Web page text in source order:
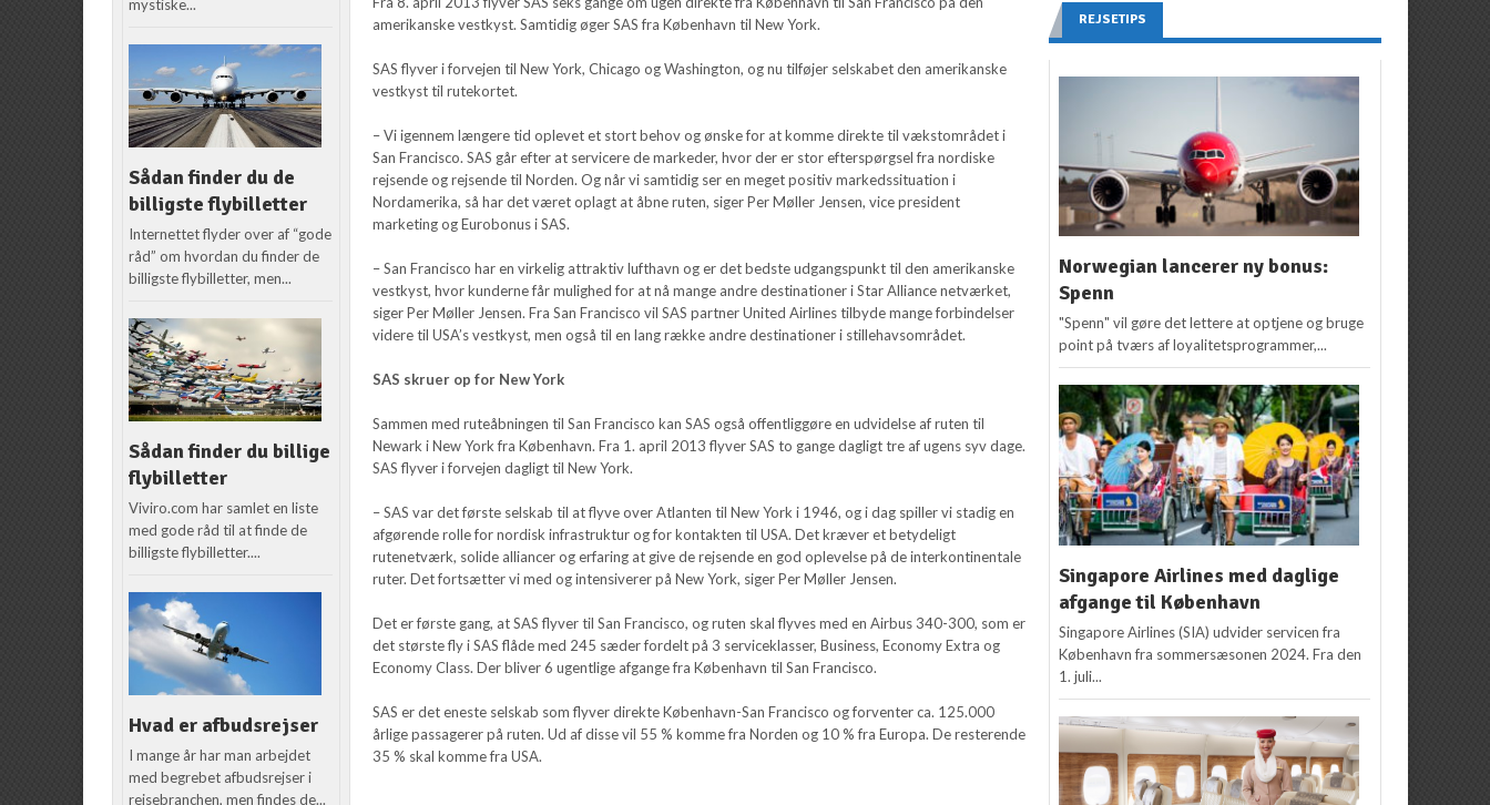
amerikanske vestkyst. Samtidig øger SAS fra København til New York.
SAS flyver i forvejen til New York, Chicago og Washington, og nu tilføjer selskabet den amerikanske
vestkyst til rutekortet.
– Vi igennem længere tid oplevet et stort behov og ønske for at komme direkte til vækstområdet i
San Francisco. SAS går efter at servicere de markeder, hvor der er stor efterspørgsel fra nordiske
rejsende og rejsende til Norden. Og når vi samtidig ser en meget positiv markedssituation i
Nordamerika, så har det været oplagt at åbne ruten, siger Per Møller Jensen, vice president
marketing og Eurobonus i SAS.
– San Francisco har en virkelig attraktiv lufthavn og er det bedste udgangspunkt til den amerikanske
vestkyst, hvor kunderne får mulighed for at nå mange andre destinationer i Star Alliance netværket,
siger Per Møller Jensen. Fra San Francisco vil SAS partner United Airlines tilbyde mange forbindelser
videre til USA’s vestkyst, men også til en lang række andre destinationer i stillehavsområdet.
SAS skruer op for New York
Sammen med ruteåbningen til San Francisco kan SAS også offentliggøre en udvidelse af ruten til
Newark i New York fra København. Fra 1. april 2013 flyver SAS to gange dagligt tre af ugens syv dage.
SAS flyver i forvejen dagligt til New York.
– SAS var det første selskab til at flyve over Atlanten til New York i 1946, og i dag spiller vi stadig en
afgørende rolle for nordisk infrastruktur og for kontakten til USA. Det kræver et betydeligt
rutenetværk, solide alliancer og erfaring at give de rejsende en god oplevelse på de interkontinentale
ruter. Det fortsætter vi med og intensiverer på New York, siger Per Møller Jensen.
Det er første gang, at SAS flyver til San Francisco, og ruten skal flyves med en Airbus 340-300, som er
det største fly i SAS flåde med 245 sæder fordelt på 3 serviceklasser, Business, Economy Extra og
Economy Class. Der bliver 6 ugentlige afgange fra København til San Francisco.
SAS er det eneste selskab som flyver direkte København-San Francisco og forventer ca. 125.000
årlige passagerer på ruten. Ud af disse vil 55 % komme fra Norden og 10 % fra Europa. De resterende
35 % skal komme fra USA.
mystiske...
Sådan finder du de
billigste flybilletter
Internettet flyder over af “gode
råd” om hvordan du finder de
billigste flybilletter, men...
Sådan finder du billige
flybilletter
Viviro.com har samlet en liste
med gode råd til at finde de
billigste flybilletter....
Hvad er afbudsrejser
I mange år har man arbejdet
med begrebet afbudsrejser i
rejsebranchen, men findes de...
REJSETIPS
Norwegian lancerer ny bonus:
Spenn
"Spenn" vil gøre det lettere at optjene og bruge
point på tværs af loyalitetsprogrammer,...
Singapore Airlines med daglige
afgange til København
Singapore Airlines (SIA) udvider servicen fra
København fra sommersæsonen 2024. Fra den
1. juli...